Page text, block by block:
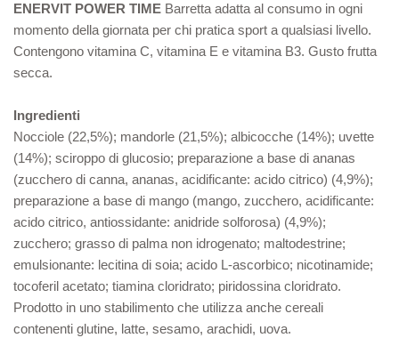
ENERVIT POWER TIME Barretta adatta al consumo in ogni
momento della giornata per chi pratica sport a qualsiasi livello.
Contengono vitamina C, vitamina E e vitamina B3. Gusto frutta
secca.
Ingredienti
Nocciole (22,5%); mandorle (21,5%); albicocche (14%); uvette
(14%); sciroppo di glucosio; preparazione a base di ananas
(zucchero di canna, ananas, acidificante: acido citrico) (4,9%);
preparazione a base di mango (mango, zucchero, acidificante:
acido citrico, antiossidante: anidride solforosa) (4,9%);
zucchero; grasso di palma non idrogenato; maltodestrine;
emulsionante: lecitina di soia; acido L-ascorbico; nicotinamide;
tocoferil acetato; tiamina cloridrato; piridossina cloridrato.
Prodotto in uno stabilimento che utilizza anche cereali
contenenti glutine, latte, sesamo, arachidi, uova.